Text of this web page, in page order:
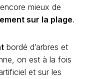
mieux de
sur la plage.
bordé d’arbres et
on est à la fois
et sur les